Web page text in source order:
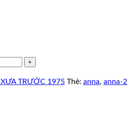
XƯA TRƯỚC 1975 Thẻ: anna, anna-2